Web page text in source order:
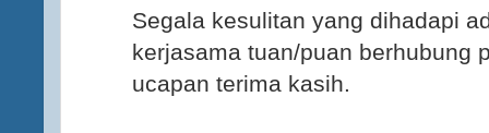
Segala kesulitan yang dihadapi
kerjasama tuan/puan berhubung
ucapan terima kasih.